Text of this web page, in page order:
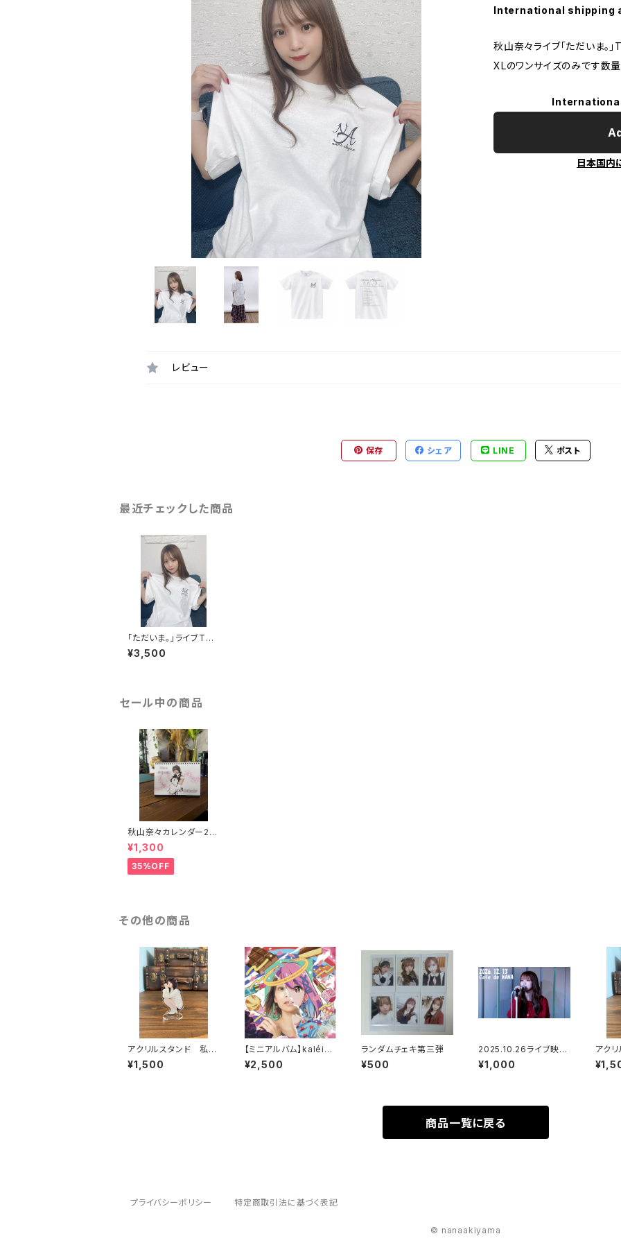
International shipping
秋山奈々ライブ「ただいま。」
XLのワンサイズのみです数
日本国内
レビュー
保存 シェア LINE ポスト
最近チェックした商品
「ただいま。」ライブTシ
ャツ
¥3,500
セール中の商品
秋山奈々カレンダー20
26
¥1,300
35%OFF
その他の商品
アクリルスタンド 私服
バージョン
¥1,500
【ミニアルバム】kaléid
oscope
¥2,500
ランダムチェキ第三弾
¥500
2025.10.26ライブ映像
「Cafe de NANA」
¥1,000
アク
ギさん
商品一覧に戻る
プライバシーポリシー 特定商取引法に基づく表記
© nanaakiyama